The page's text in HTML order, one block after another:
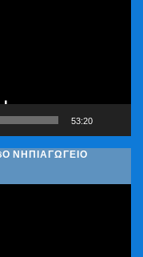
53:20
ΝΗΠΙΑΓΩΓΕΙΟ